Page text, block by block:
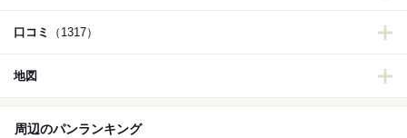
口コミ （1317）
地図
周辺のパンランキング